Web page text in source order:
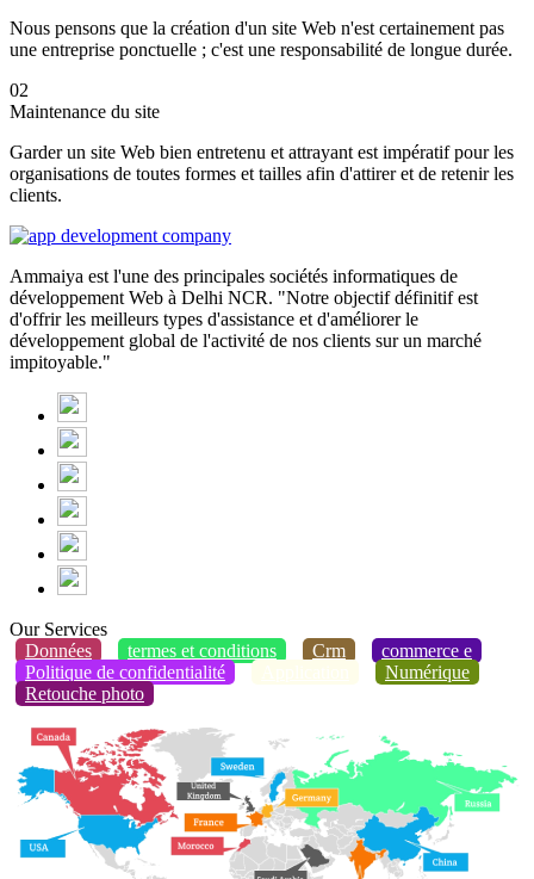
Nous pensons que la création d'un site Web n'est certainement pas
une entreprise ponctuelle ; c'est une responsabilité de longue durée.
02
Maintenance du site
Garder un site Web bien entretenu et attrayant est impératif pour les
organisations de toutes formes et tailles afin d'attirer et de retenir les
clients.
Ammaiya est l'une des principales sociétés informatiques de
développement Web à Delhi NCR. "Notre objectif définitif est
d'offrir les meilleurs types d'assistance et d'améliorer le
développement global de l'activité de nos clients sur un marché
impitoyable."
Our Services
Données
termes et conditions Crm
commerce e
Politique de confidentialité
Numérique
Retouche photo